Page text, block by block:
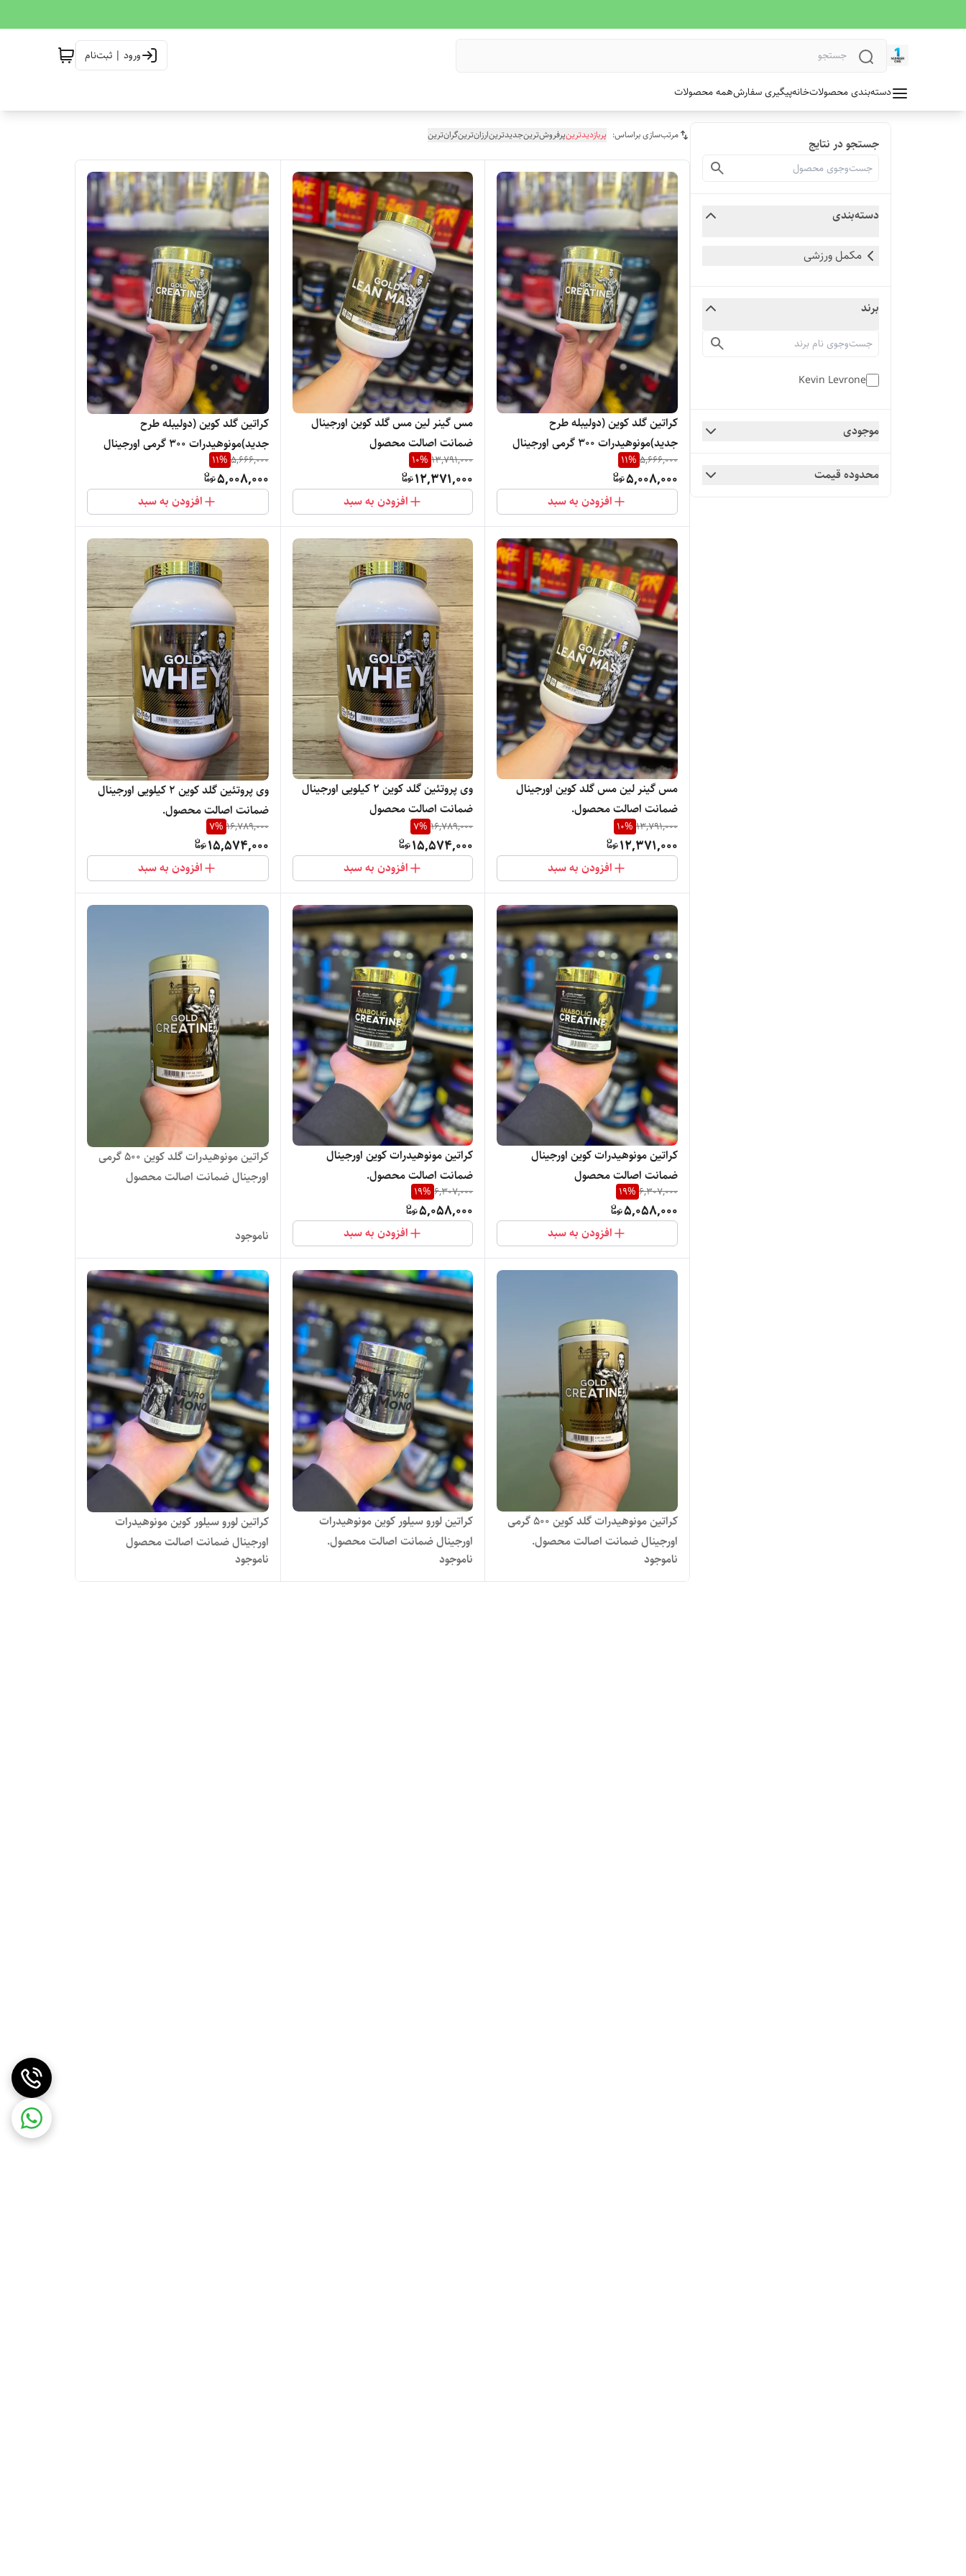
ورود | ثبت‌نام
دسته‌بندی محصولاتخانهپیگیری سفارشهمه محصولات
جستجو در نتایج
دسته‌بندی
مکمل ورزشی
برند
Kevin Levrone
موجودی
محدوده قیمت
مرتب‌سازی براساس: پربازدیدترینپرفروش‌ترینجدیدترینارزان‌ترینگران‌ترین
کراتین گلد کوین (دولیبله طرح
جدید)مونوهیدرات ۳۰۰ گرمی اورجینال
ضمانت اصالت محصول
5,666,000
11%
5,008,000
افزودن به سبد
مس گینر لین مس گلد کوین اورجینال
ضمانت اصالت محصول
13,791,000
10%
12,371,000
افزودن به سبد
کراتین گلد کوین (دولیبله طرح
جدید)مونوهیدرات ۳۰۰ گرمی اورجینال
ضمانت اصالت محصول.
5,666,000
11%
5,008,000
افزودن به سبد
مس گینر لین مس گلد کوین اورجینال
ضمانت اصالت محصول‌.
13,791,000
10%
12,371,000
افزودن به سبد
وی پروتئین گلد کوین ۲ کیلویی اورجینال
ضمانت اصالت محصول
16,789,000
7%
15,574,000
افزودن به سبد
وی پروتئین گلد کوین ۲ کیلویی اورجینال
ضمانت اصالت محصول.
16,789,000
7%
15,574,000
افزودن به سبد
کراتین مونوهیدرات‌ کوین اورجینال
ضمانت اصالت محصول
6,307,000
19%
5,058,000
افزودن به سبد
کراتین مونوهیدرات‌ کوین اورجینال
ضمانت اصالت محصول.
6,307,000
19%
5,058,000
افزودن به سبد
کراتین مونوهیدرات گلد کوین ۵۰۰ گرمی
اورجینال ضمانت اصالت محصول
ناموجود
کراتین مونوهیدرات گلد کوین ۵۰۰ گرمی
اورجینال ضمانت اصالت محصول.
ناموجود
کراتین لورو سیلور کوین مونوهیدرات
اورجینال ضمانت اصالت محصول.
ناموجود
کراتین لورو سیلور کوین مونوهیدرات
اورجینال ضمانت اصالت محصول
ناموجود